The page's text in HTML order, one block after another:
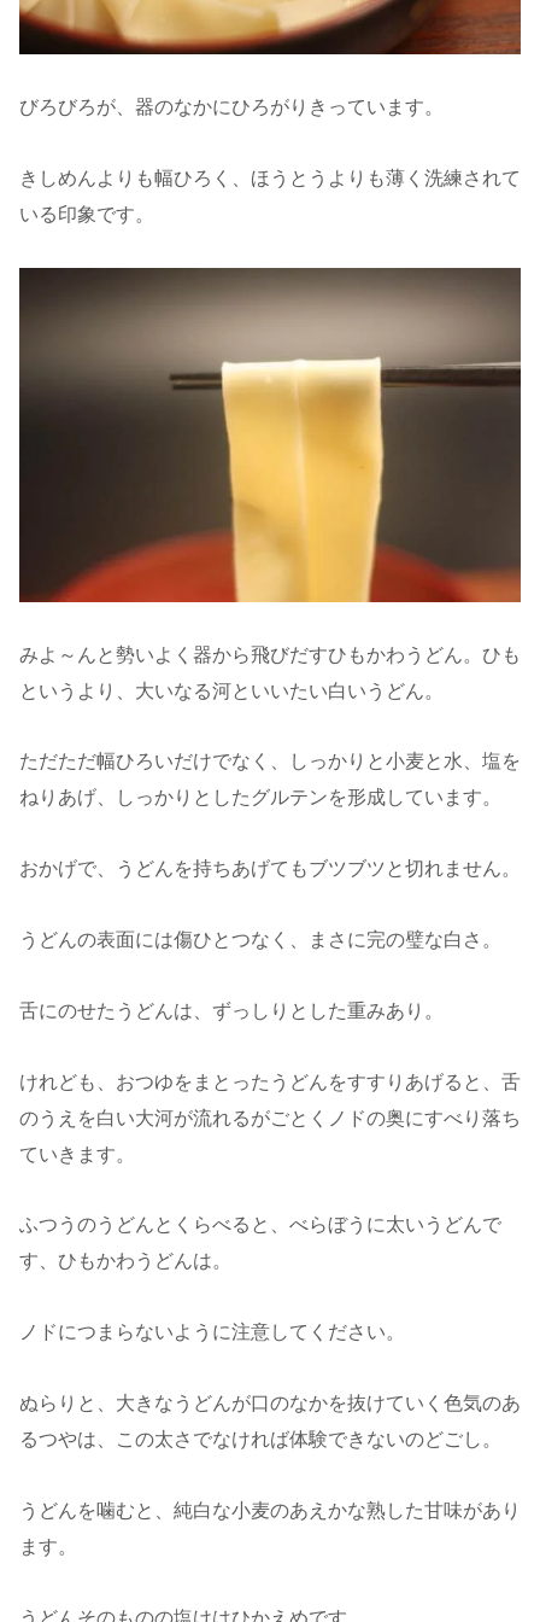
びろびろが、器のなかにひろがりきっています。
きしめんよりも幅ひろく、ほうとうよりも薄く洗練されて
いる印象です。
みよ～んと勢いよく器から飛びだすひもかわうどん。ひも
というより、大いなる河といいたい白いうどん。
ただただ幅ひろいだけでなく、しっかりと小麦と水、塩を
ねりあげ、しっかりとしたグルテンを形成しています。
おかげで、うどんを持ちあげてもブツブツと切れません。
うどんの表面には傷ひとつなく、まさに完の璧な白さ。
舌にのせたうどんは、ずっしりとした重みあり。
けれども、おつゆをまとったうどんをすすりあげると、舌
のうえを白い大河が流れるがごとくノドの奥にすべり落ち
ていきます。
ふつうのうどんとくらべると、べらぼうに太いうどんで
す、ひもかわうどんは。
ノドにつまらないように注意してください。
ぬらりと、大きなうどんが口のなかを抜けていく色気のあ
るつやは、この太さでなければ体験できないのどごし。
うどんを噛むと、純白な小麦のあえかな熟した甘味があり
ます。
うどんそのものの塩けはひかえめです。